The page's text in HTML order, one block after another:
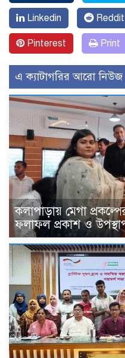
Linkedin Reddit
Pinterest Print
এ ক্যাটাগরির আরো নিউজ
কলাপাড়ায় মেগা
ফলাফল প্রকাশ ও